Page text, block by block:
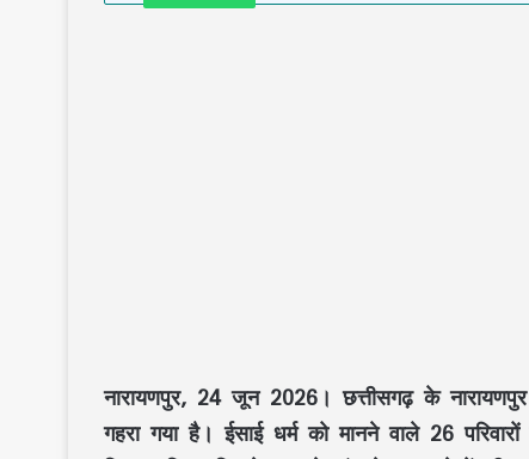
नारायणपुर, 24 जून 2026। छत्तीसगढ़ के
गहरा गया है।ईसाई धर्मको मानने वाले 26 परिवारों